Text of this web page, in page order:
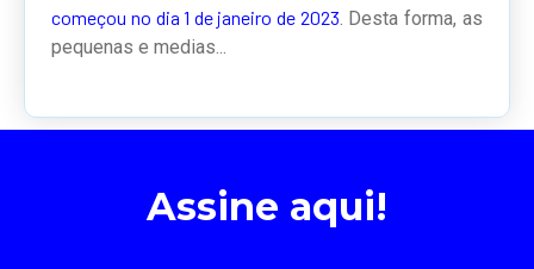
começou no dia 1 de janeiro de 2023 . Desta forma, as
pequenas e medias...
Assine aqui!